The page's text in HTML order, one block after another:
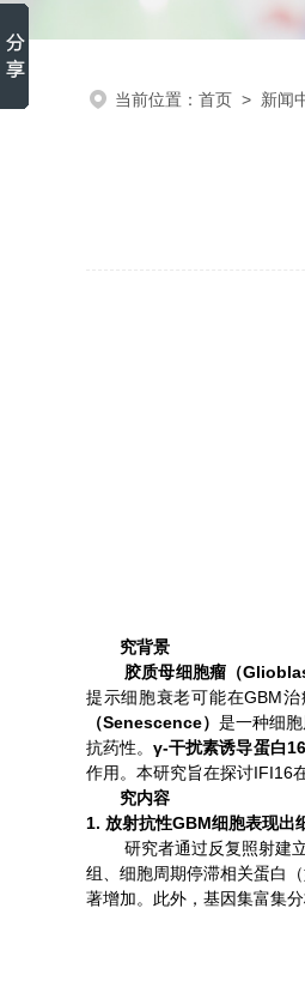
当前位置： 首页 > 新闻
研究背景
胶质母细胞瘤（
提示细胞衰老可能在GBM治
（Senescence）是一种细
抗药性。γ-干扰素诱导蛋白 16
作用。本研究旨在探讨IFI16
研究内容
1. 放射抗性GBM细胞表现出
研究者通过反复照射建
组、细胞周期停滞相关蛋白
著增加。此外，基因集富集分